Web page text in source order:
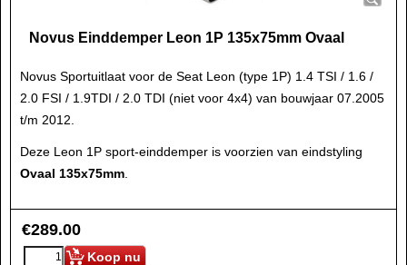
Novus Einddemper Leon 1P 135x75mm Ovaal
Novus Sportuitlaat voor de Seat Leon (type 1P) 1.4 TSI / 1.6 /
2.0 FSI / 1.9TDI / 2.0 TDI (niet voor 4x4) van bouwjaar 07.2005
t/m 2012.
Deze Leon 1P sport-einddemper is voorzien van eindstyling
Ovaal 135x75mm
€289.00
Koop nu